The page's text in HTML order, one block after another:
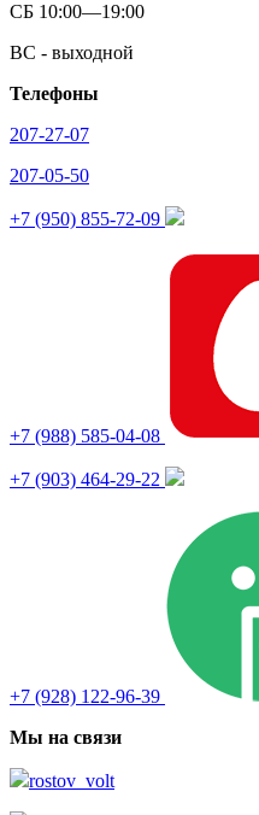
СБ 10:00—19:00
ВС - выходной
Телефоны
207-27-07
207-05-50
+7 (950) 855-72-09
+7 (988) 585-04-08
+7 (903) 464-29-22
+7 (928) 122-96-39
Мы на связи
rostov_volt